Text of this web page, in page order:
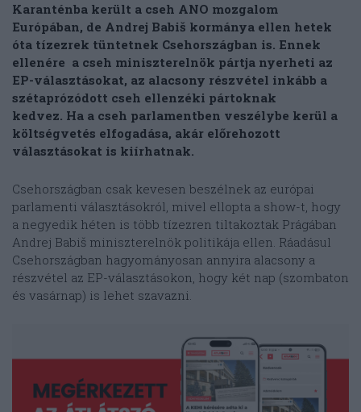
Karanténba került a cseh ANO mozgalom
Európában, de Andrej Babiš kormánya ellen hetek
óta tízezrek tüntetnek Csehországban is. Ennek
ellenére a cseh miniszterelnök pártja nyerheti az
EP-választásokat, az alacsony részvétel inkább a
szétaprózódott cseh ellenzéki pártoknak
kedvez. Ha a cseh parlamentben veszélybe kerül a
költségvetés elfogadása, akár előrehozott
választásokat is kiírhatnak.
Csehországban csak kevesen beszélnek az európai
parlamenti választásokról, mivel ellopta a show-t, hogy
a negyedik héten is több tízezren tiltakoztak Prágában
Andrej Babiš miniszterelnök politikája ellen. Ráadásul
Csehországban hagyományosan annyira alacsony a
részvétel az EP-választásokon, hogy két nap (szombaton
és vasárnap) is lehet szavazni.